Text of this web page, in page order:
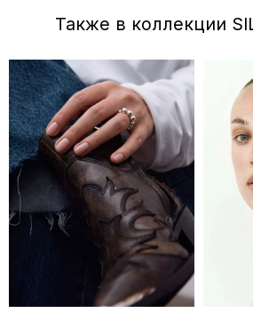
Отзывы